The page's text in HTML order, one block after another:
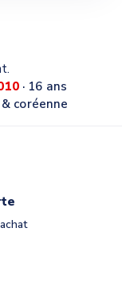
· 16 ans
coréenne